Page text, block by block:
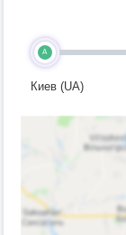
A
Киев (UA)